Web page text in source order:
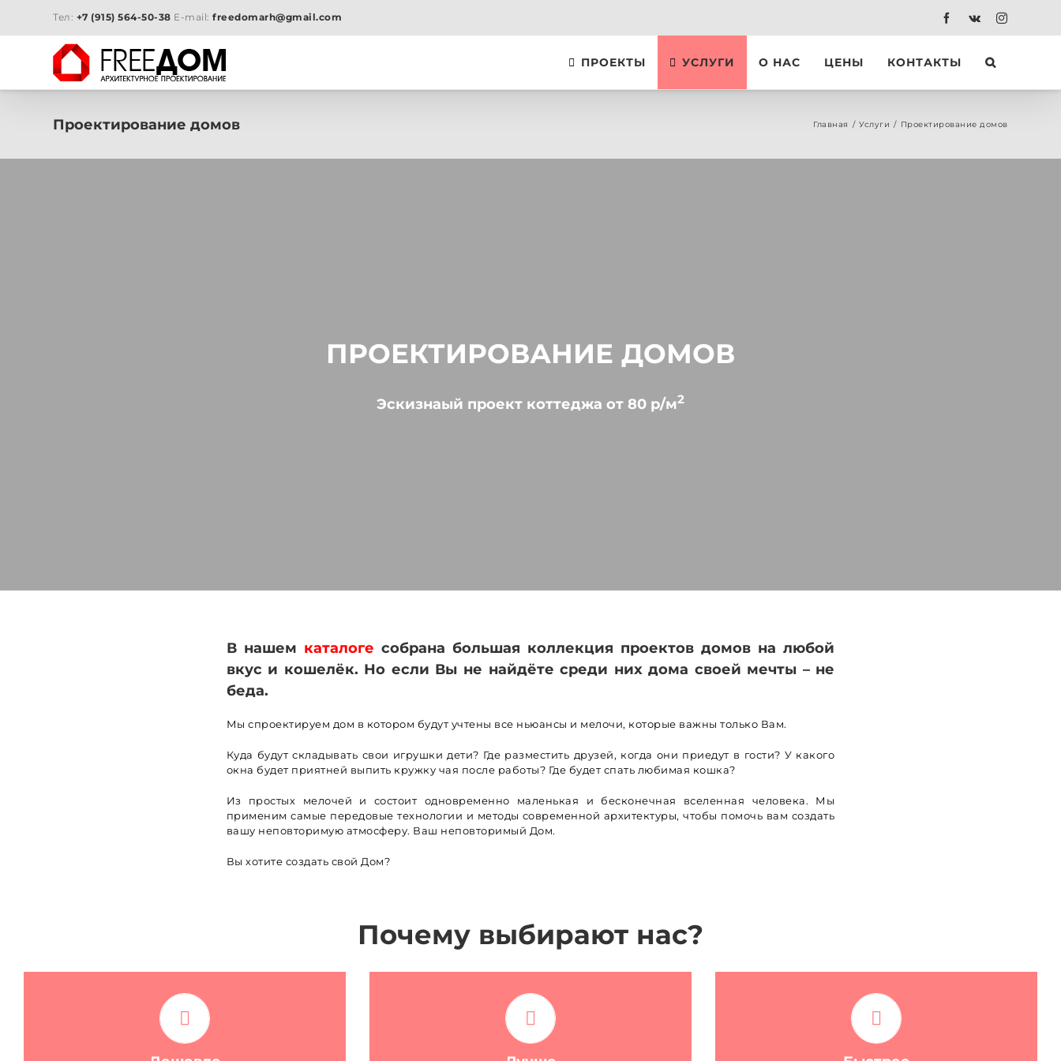
content
Тел: +7 (915) 564-50-38 E-mail:freedomarh@gmail.com Facebook
Vk Instagram
ПРОЕКТЫ УСЛУГИ О НАС ЦЕНЫ КОНТАКТЫ
Проектирование домов Главная / Услуги / Проектирование домов
ПРОЕКТИРОВАНИЕ ДОМОВ
Эскизнаый проект коттеджа от 80 р/м2
В нашем каталоге собрана большая коллекция проектов домов на любой
вкус и кошелёк. Но если Вы не найдёте среди них дома своей мечты – не
беда.
Мы спроектируем дом в котором будут учтены все ньюансы и мелочи, которые важны только Вам.
Куда будут складывать свои игрушки дети? Где разместить друзей, когда они приедут в гости? У какого
окна будет приятней выпить кружку чая после работы? Где будет спать любимая кошка?
Из простых мелочей и состоит одновременно маленькая и бесконечная вселенная человека. Мы
применим самые передовые технологии и методы современной архитектуры, чтобы помочь вам создать
вашу неповторимую атмосферу. Ваш неповторимый Дом.
Вы хотите создать свой Дом?
Почему выбирают нас?
Мы предлагаем только лучшее качество
проектирования по самым низким ценам. Ни
Качество проекта, выполненного нами, будет
соответствовать самым высоким мировым
Применение передовых технологий и
принципов организации процесса